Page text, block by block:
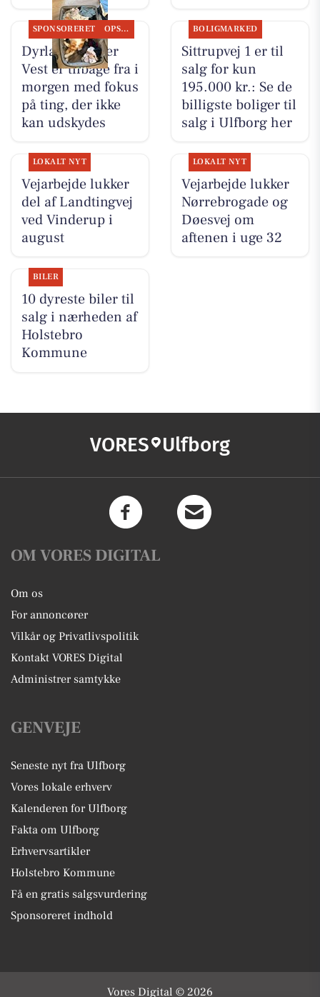
SPONSORERET OPSLAGSTAVLEN
Dyrlæge Center
Vest er tilbage fra i
morgen med fokus
på ting, der ikke
kan udskydes
BOLIGMARKED
Sittrupvej 1 er til
salg for kun
195.000 kr.: Se de
billigste boliger til
salg i Ulfborg her
LOKALT NYT
Vejarbejde lukker
del af Landtingvej
ved Vinderup i
august
LOKALT NYT
Vejarbejde lukker
Nørrebrogade og
Døesvej om
aftenen i uge 32
BILER
10 dyreste biler til
salg i nærheden af
Holstebro
Kommune
VORES Ulfborg
OM VORES DIGITAL
Om os
For annoncører
Vilkår og Privatlivspolitik
Kontakt VORES Digital
Administrer samtykke
GENVEJE
Seneste nyt fra Ulfborg
Vores lokale erhverv
Kalenderen for Ulfborg
Fakta om Ulfborg
Erhvervsartikler
Holstebro Kommune
Få en gratis salgsvurdering
Sponsoreret indhold
Vores Digital © 2026